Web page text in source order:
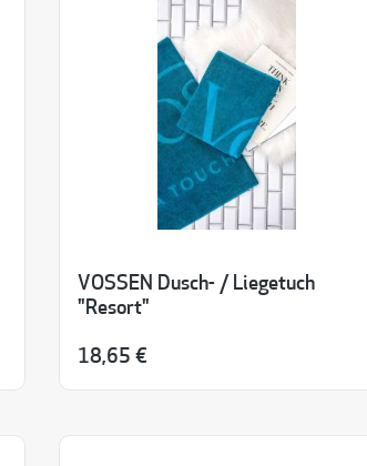
VOSSEN Dusch- / Liegetuch
"Resort"
18,65 €